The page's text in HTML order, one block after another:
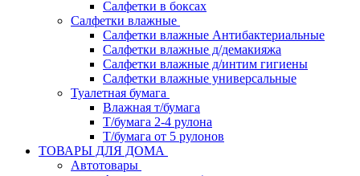
Салфетки в боксах
Салфетки влажные
Салфетки влажные Антибактериальные
Салфетки влажные д/демакияжа
Салфетки влажные д/интим гигиены
Салфетки влажные универсальные
Туалетная бумага
Влажная т/бумага
Т/бумага 2-4 рулона
Т/бумага от 5 рулонов
ТОВАРЫ ДЛЯ ДОМА
Автотовары